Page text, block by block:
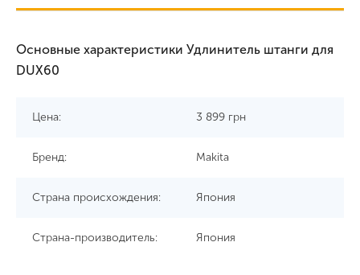
Основные характеристики Удлинитель штанги для
DUX60
Цена: 3 899 грн
Бренд: Makita
Страна происхождения: Япония
Страна-производитель: Япония